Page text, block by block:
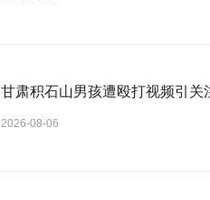
甘肃积石山男孩遭殴打视频引关
2026-08-06